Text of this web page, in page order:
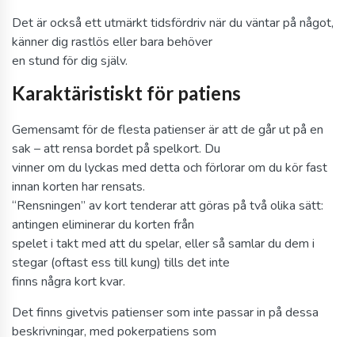
Det är också ett utmärkt tidsfördriv när du väntar på något,
känner dig rastlös eller bara behöver
en stund för dig själv.
Karaktäristiskt för patiens
Gemensamt för de flesta patienser är att de går ut på en
sak – att rensa bordet på spelkort. Du
vinner om du lyckas med detta och förlorar om du kör fast
innan korten har rensats.
“Rensningen” av kort tenderar att göras på två olika sätt:
antingen eliminerar du korten från
spelet i takt med att du spelar, eller så samlar du dem i
stegar (oftast ess till kung) tills det inte
finns några kort kvar.
Det finns givetvis patienser som inte passar in på dessa
beskrivningar, med pokerpatiens som